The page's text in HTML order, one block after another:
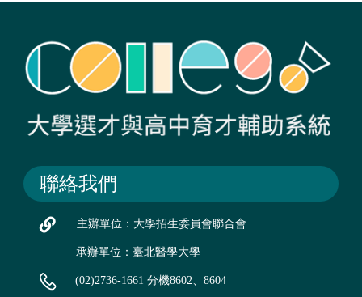
聯絡我們
主辦單位：大學招生委員會聯合會
承辦單位：臺北醫學大學
(02)2736-1661 分機8602、8604